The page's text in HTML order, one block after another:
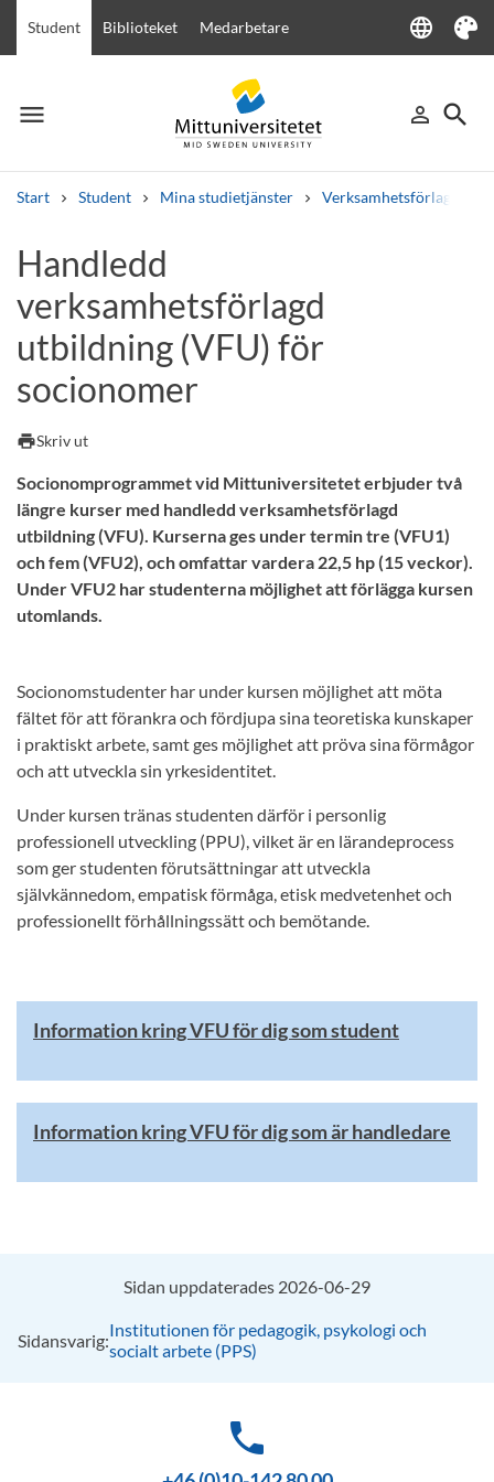
Student Biblioteket Medarbetare language
Language
Tema
menu
Meny person_outline
Logga in
search
Sök
Start Student Mina studietjänster Verksamhetsförlagd
Andra söktjänster
Kurser och programKursplaner Välkomstbrev
Lediga jobb
Handledd
verksamhetsförlagd
utbildning (VFU) för
socionomer
printSkriv ut
Socionomprogrammet vid Mittuniversitetet erbjuder två
längre kurser med handledd verksamhetsförlagd
utbildning (VFU). Kurserna ges under termin tre (VFU1)
och fem (VFU2), och omfattar vardera 22,5 hp (15 veckor).
Under VFU2 har studenterna möjlighet att förlägga kursen
utomlands.
Socionomstudenter har under kursen möjlighet att möta
fältet för att förankra och fördjupa sina teoretiska kunskaper
i praktiskt arbete, samt ges möjlighet att pröva sina förmågor
och att utveckla sin yrkesidentitet.
Under kursen tränas studenten därför i personlig
professionell utveckling (PPU), vilket är en lärandeprocess
som ger studenten förutsättningar att utveckla
självkännedom, empatisk förmåga, etisk medvetenhet och
professionellt förhållningssätt och bemötande.
Information kring VFU för dig som student
Information kring VFU för dig som är handledare
Sidan uppdaterades 2026-06-29
Sidansvarig:Institutionen för pedagogik, psykologi och
socialt arbete (PPS)
phone